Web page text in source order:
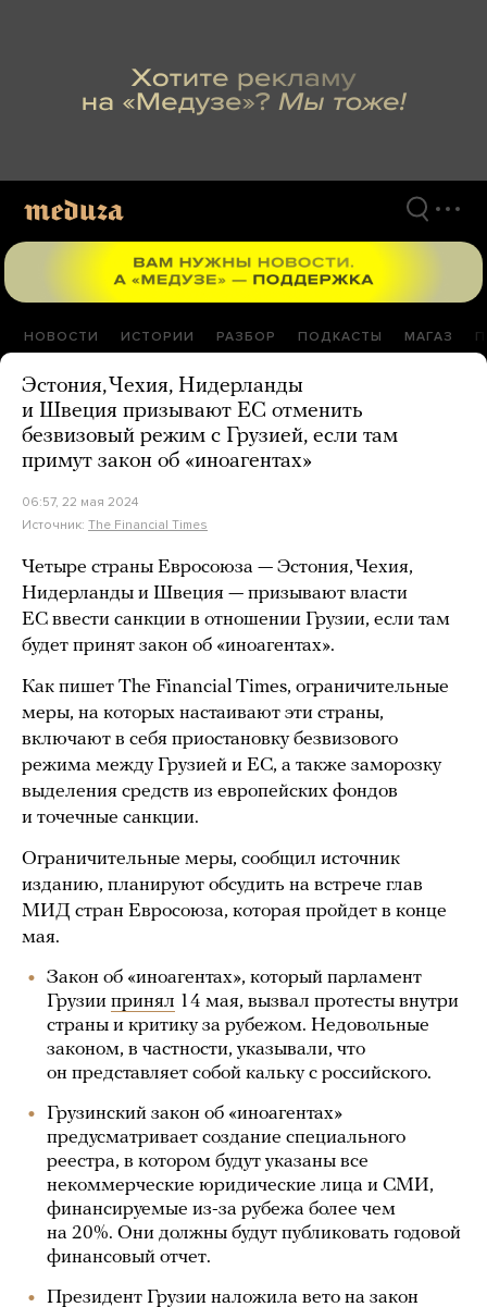
НОВОСТИ ИСТОРИИ РАЗБОР ПОДКАСТЫ МАГАЗ
Эстония, Чехия, Нидерланды
и Швеция призывают ЕС отменить
безвизовый режим с Грузией, если там
примут закон об «иноагентах»
06:57, 22 мая 2024
Источник: The Financial Times
Четыре страны Евросоюза — Эстония, Чехия,
Нидерланды и Швеция — призывают власти
ЕС ввести санкции в отношении Грузии, если там
будет принят закон об «иноагентах».
Как пишет The Financial Times, ограничительные
меры, на которых настаивают эти страны,
включают в себя приостановку безвизового
режима между Грузией и ЕС, а также заморозку
выделения средств из европейских фондов
и точечные санкции.
Ограничительные меры, сообщил источник
изданию, планируют обсудить на встрече глав
МИД стран Евросоюза, которая пройдет в конце
мая.
Закон об «иноагентах», который парламент
Грузии принял 14 мая, вызвал протесты внутри
страны и критику за рубежом. Недовольные
законом, в частности, указывали, что
он представляет собой кальку с российского.
Грузинский закон об «иноагентах»
предусматривает создание специального
реестра, в котором будут указаны все
некоммерческие юридические лица и СМИ,
финансируемые из-за рубежа более чем
на 20%. Они должны будут публиковать годовой
финансовый отчет.
Президент Грузии наложила вето на закон